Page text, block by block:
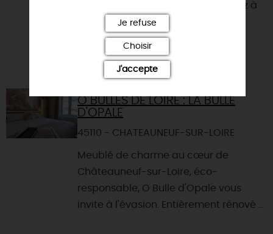
fleuve, au départ de Sigloy. Montez à
bord de l'Alose, u...
Ô BULLES DE LOIRE : LA BULLE
D'OPALE
45110 - CHATEAUNEUF-SUR-LOIRE
Meublé de charme au cœur de
Châteauneuf-sur-Loire, éco-
responsable, O Bulle d'Opale vous
invite à l'évasion. Entièrement rénové ...
Je refuse
Choisir
J'accepte